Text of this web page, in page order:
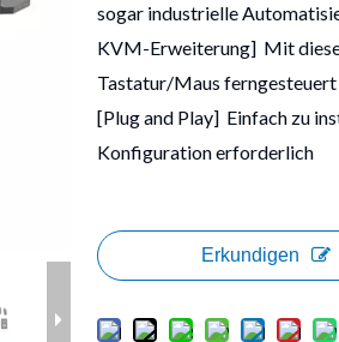
sogar industrielle
KVM-Erweiterung] Mit
Tastatur/Maus ferngesteuert
[Plug and Play] Einfach zu
Konfiguration erforderlich
Erkundigen